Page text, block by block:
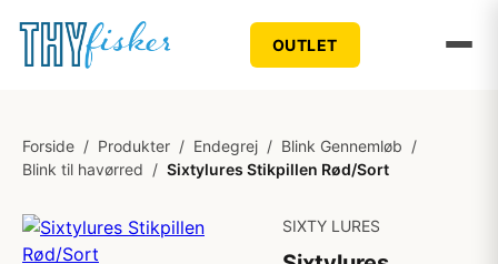
OUTLET
Forside / Produkter / Endegrej / Blink Gennemløb /
Blink til havørred / Sixtylures Stikpillen Rød/Sort
SIXTY LURES